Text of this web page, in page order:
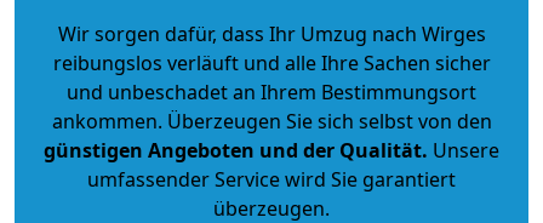
Wir sorgen dafür, dass Ihr Umzug nach Wirges
reibungslos verläuft und alle Ihre Sachen sicher
und unbeschadet an Ihrem Bestimmungsort
ankommen. Überzeugen Sie sich selbst von den
günstigen Angeboten und der Qualität. Unsere
umfassender Service wird Sie garantiert
überzeugen.